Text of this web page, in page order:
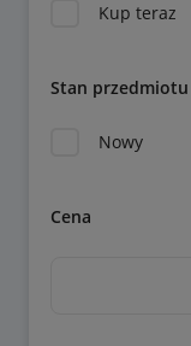
Kup teraz
Stan przedmiotu
Nowy
Cena